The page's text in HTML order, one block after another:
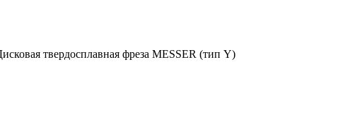
твердосплавная фреза MESSER (тип Y)